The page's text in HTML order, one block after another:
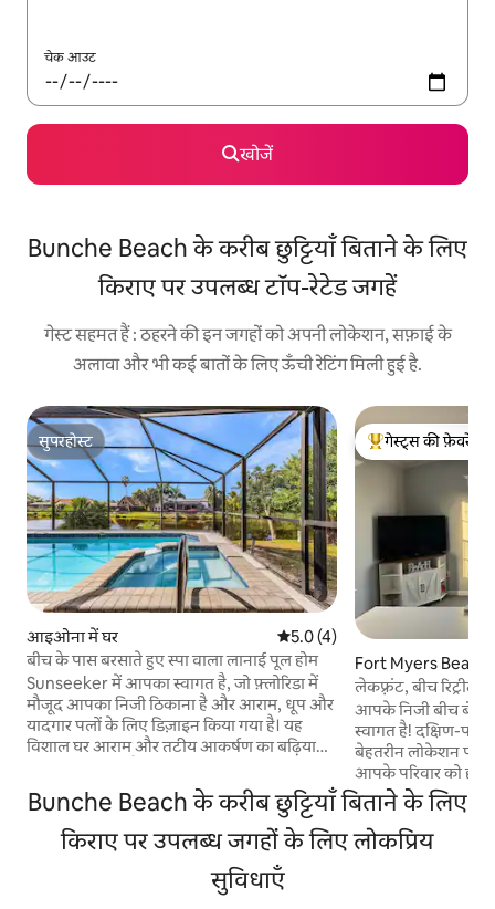
चेक आउट
खोजें
Bunche Beach के करीब छुट्टियाँ बिताने के लिए
किराए पर उपलब्ध टॉप-रेटेड जगहें
गेस्ट सहमत हैं : ठहरने की इन जगहों को अपनी लोकेशन, सफ़ाई के
अलावा और भी कई बातों के लिए ऊँची रेटिंग मिली हुई है.
सुपरहोस्ट
सुपरहोस्ट
आइओना में घर औसत रेटिंग 5 में से 5.0, 4 समीक्षाएँ
5.0 (4)
बीच के पास बरसाते हुए स्पा वाला लानाई पूल होम
Sunseeker में आपका स्वागत है, जो फ़्लोरिडा में
मौजूद आपका निजी ठिकाना है और आराम, धूप और
यादगार पलों के लिए डिज़ाइन किया गया है। यह
विशाल घर आराम और तटीय आकर्षण का बढ़िया
पूल और पूरी तरह से बंद लानाई के अंदर स्पा है—जो
गर्म दिनों, सूर्यास्त के कॉकटेल और पानी के किनारे
शांत शामों का मज़ा लेने के लिए बिल्कुल सही है। चाहे
आप पूल के किनारे आराम कर रहे हों, आँगन में ग्रिल
कर रहे हों या फिर बगुले और ऊदबिलाव जैसे स्थानीय
वन्यजीवों को गुज़रते हुए देख रहे हों, यहाँ हर पल
गेस्ट्स का टॉप फ़ेवरेट
गेस्ट्स की फ़ेवरेट
Fort Myers Beach
लेकफ़्रंट, बीच रिट्रीट!
आपके निजी बीच बंगले
स्वागत है! दक्षिण-
बेहतरीन लोकेशन पर
आपके परिवार को हर
आपकी छुट्टियाँ बिलकुल
फ़ोर्ट मायर्स बीच के
बीच से 2 मील और
कॉज़वे से सिर्फ़ 2 मील की दूरी
Bunche Beach के करीब छुट्टियाँ बिताने के लिए
किराए पर उपलब्ध जगहों के लिए लोकप्रिय
सुविधाएँ